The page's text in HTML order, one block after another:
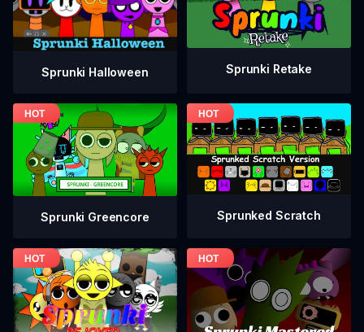
Sprunki Halloween Sprunki Retake
Sprunki Greencore Sprunked Scratch